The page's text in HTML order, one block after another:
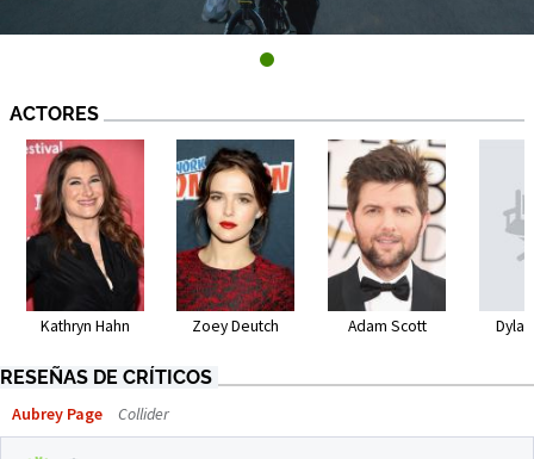
ACTORES
Kathryn Hahn Zoey Deutch Adam Scott
RESEÑAS DE CRÍTICOS
Aubrey Page Collider